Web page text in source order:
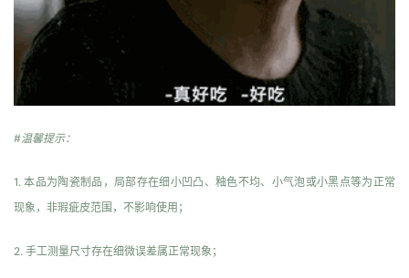
#温馨提示：
1. 本品为陶瓷制品，局部存在细小凹凸、釉色不均、小气泡或小黑点等为正常
现象，非瑕疵皮范围，不影响使用；
2. 手工测量尺寸存在细微误差属正常现象；